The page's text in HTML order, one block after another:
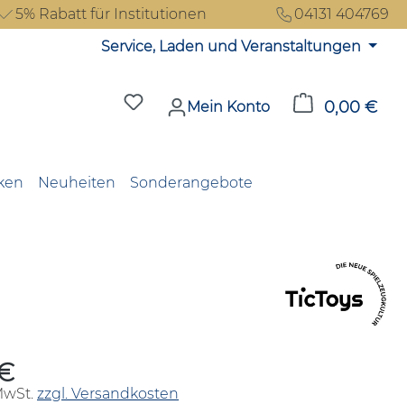
5% Rabatt für Institutionen
04131 404769
Service, Laden und Veranstaltungen
Du hast 0 Produkte auf dem
Mein Konto 0,00 €
Neuheiten Sonderangebote
zzgl. Versandkosten